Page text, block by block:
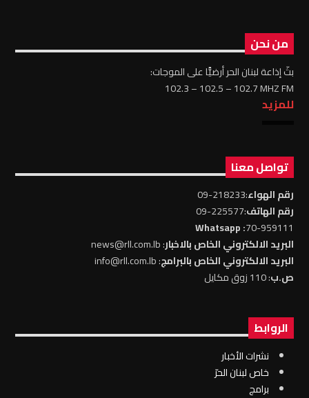
من نحن
بثّ إذاعة لبنان الحر أرضيًّا على الموجات:
102.3 – 102.5 – 102.7 MHZ FM
للمزيد
تواصل معنا
رقم الهواء:218233-09
رقم الهاتف:225577-09
70-959111
: Whatsapp
البريد الالكتروني الخاص بالاخبار: news@rll.com.lb
البريد الالكتروني الخاص بالبرامج: info@rll.com.lb
ص.ب: 110 زوق مكايل
الروابط
نشرات الأخبار
خاص لبنان الحرّ
برامج